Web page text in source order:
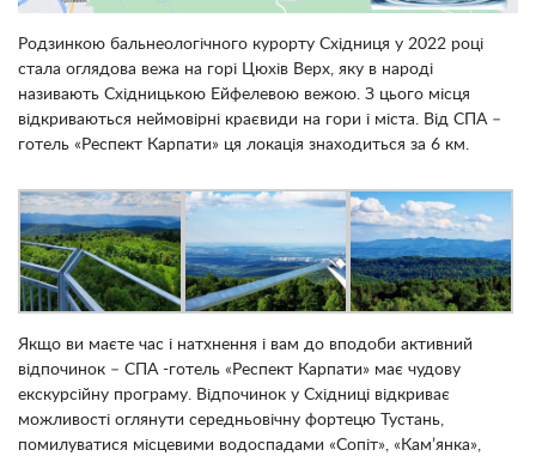
Родзинкою бальнеологічного курорту Східниця у 2022 році
стала оглядова вежа на горі Цюхів Верх, яку в народі
називають Східницькою Ейфелевою вежою. З цього місця
відкриваються неймовірні краєвиди на гори і міста. Від СПА –
готель «Респект Карпати» ця локація знаходиться за 6 км.
Якщо ви маєте час і натхнення і вам до вподоби активний
відпочинок – СПА -готель «Респект Карпати» має чудову
екскурсійну програму. Відпочинок у Східниці відкриває
можливості оглянути середньовічну фортецю Тустань,
помилуватися місцевими водоспадами «Сопіт», «Кам’янка»,